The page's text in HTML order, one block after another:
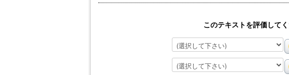
このテキストを評価してく